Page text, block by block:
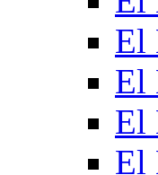
El
El
El
El